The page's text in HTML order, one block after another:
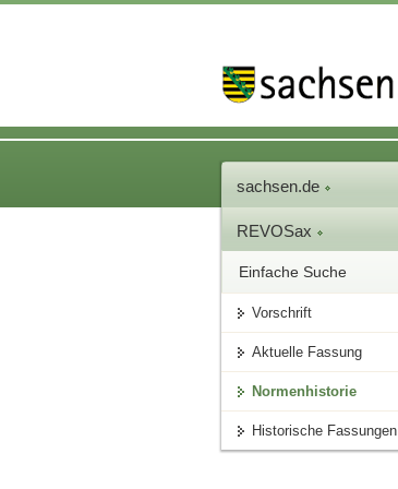
sachsen.de
REVOSax
Einfache Suche
Vorschrift
Aktuelle Fassung
Normenhistorie
Historische Fassungen